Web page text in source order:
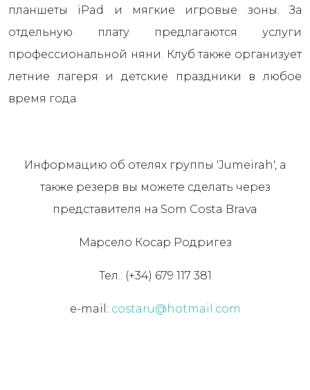
планшеты iPad и мягкие игровые зоны. За
отдельную плату предлагаются услуги
профессиональной няни. Клуб также организует
летние лагеря и детские праздники в любое
время года.
Информацию об отелях группы 'Jumeirah', а
также резерв вы можете сделать через
представителя на Som Costa Brava
Марсело Косар Родригез
Тел.: (+34) 679 117 381
e-mail: costaru@hotmail.com